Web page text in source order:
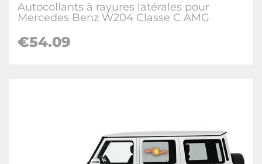
Autocollants à rayures latérales pour
Mercedes Benz W204 Classe C AMG
€54.09